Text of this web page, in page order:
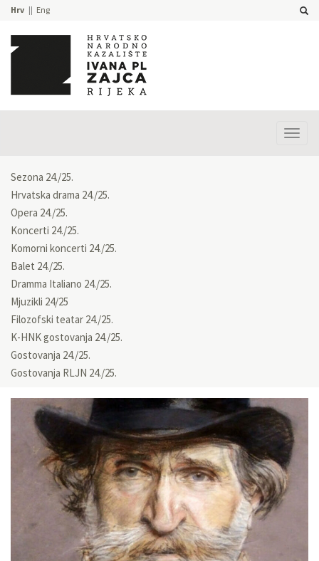
Hrv Eng
Sezona 24./25.
Hrvatska drama 24./25.
Opera 24./25.
Koncerti 24./25.
Komorni koncerti 24./25.
Balet 24./25.
Dramma Italiano 24./25.
Mjuzikli 24/25
Filozofski teatar 24./25.
K-HNK gostovanja 24./25.
Gostovanja 24./25.
Gostovanja RLJN 24./25.